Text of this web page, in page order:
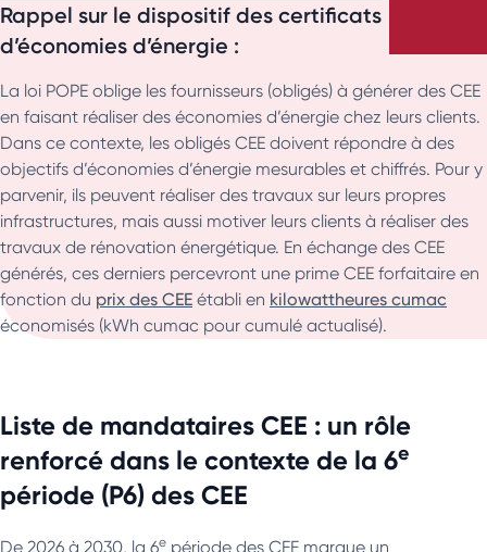
Rappel sur le dispositif des certificats
d’économies d’énergie :
La loi POPE oblige les fournisseurs (obligés) à générer des CEE
en faisant réaliser des économies d’énergie chez leurs clients.
Dans ce contexte, les obligés CEE doivent répondre à des
objectifs d’économies d’énergie mesurables et chiffrés. Pour y
parvenir, ils peuvent réaliser des travaux sur leurs propres
infrastructures, mais aussi motiver leurs clients à réaliser des
travaux de rénovation énergétique. En échange des CEE
générés, ces derniers percevront une prime CEE forfaitaire en
fonction du prix des CEE établi en kilowattheures cumac
économisés (kWh cumac pour cumulé actualisé).
Liste de mandataires CEE : un rôle
renforcé dans le contexte de la 6e
période (P6) des CEE
De 2026 à 2030, la 6e période des CEE marque un